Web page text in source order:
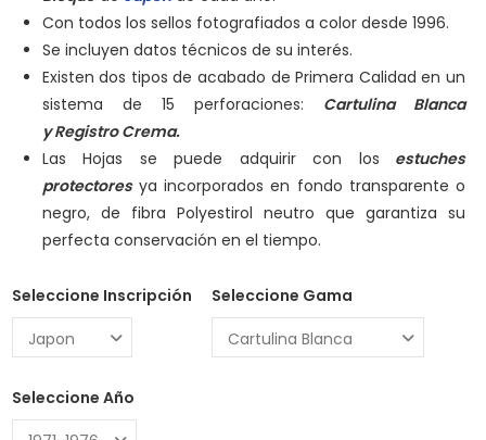
Con todos los sellos fotografiados a color desde 1996.
Se incluyen datos técnicos de su interés.
Existen dos tipos de acabado de Primera Calidad en un
sistema de 15 perforaciones: Cartulina Blanca
yRegistro Crema.
Las Hojas se puede adquirir con los estuches
protectoresya incorporados en fondo transparente o
negro, de fibra Polyestirol neutro que garantiza su
perfecta conservación en el tiempo.
Seleccione Inscripción Seleccione Gama
Seleccione Año